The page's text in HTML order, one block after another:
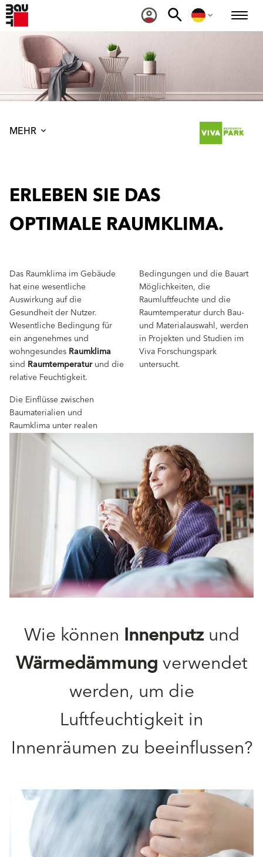
MEHR
ERLEBEN SIE DAS
OPTIMALE RAUMKLIMA.
Das Raumklima im Gebäude
hat eine wesentliche
Auswirkung auf die
Gesundheit der Nutzer.
Wesentliche Bedingung für
ein angenehmes und
wohngesundes Raumklima
sind Raumtemperaturund die
relative Feuchtigkeit.
Die Einflüsse zwischen
Baumaterialien und
Raumklima unter realen
Bedingungen und die Bauart
Möglichkeiten, die
Raumluftfeuchte und die
Raumtemperatur durch Bau-
und Materialauswahl, werden
in Projekten und Studien im
Viva Forschungspark
untersucht.
Wie können Innenputzund
Wärmedämmungverwendet
werden, um die
Luftfeuchtigkeit in
Innenräumen zu beeinflussen?